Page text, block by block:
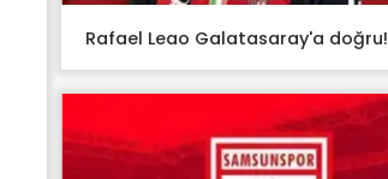
Rafael Leao Galatasaray'a doğru!